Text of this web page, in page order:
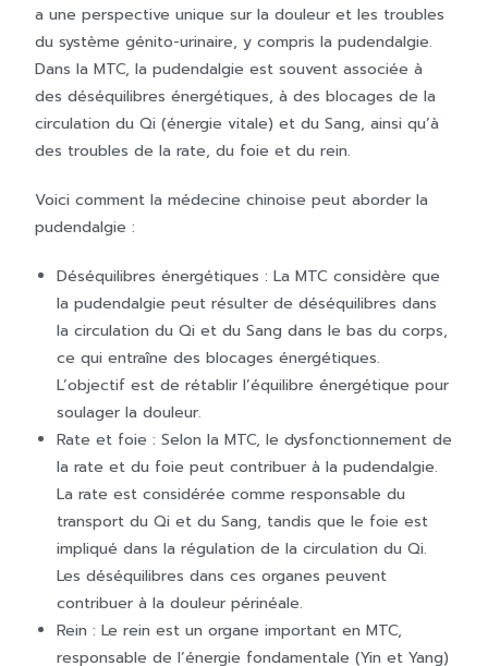
a une perspective unique sur la douleur et les troubles
du système génito-urinaire, y compris la pudendalgie.
Dans la MTC, la pudendalgie est souvent associée à
des déséquilibres énergétiques, à des blocages de la
circulation du Qi (énergie vitale) et du Sang, ainsi qu’à
des troubles de la rate, du foie et du rein.
Voici comment la médecine chinoise peut aborder la
pudendalgie :
Déséquilibres énergétiques : La MTC considère que
la pudendalgie peut résulter de déséquilibres dans
la circulation du Qi et du Sang dans le bas du corps,
ce qui entraîne des blocages énergétiques.
L’objectif est de rétablir l’équilibre énergétique pour
soulager la douleur.
Rate et foie : Selon la MTC, le dysfonctionnement de
la rate et du foie peut contribuer à la pudendalgie.
La rate est considérée comme responsable du
transport du Qi et du Sang, tandis que le foie est
impliqué dans la régulation de la circulation du Qi.
Les déséquilibres dans ces organes peuvent
contribuer à la douleur périnéale.
Rein : Le rein est un organe important en MTC,
responsable de l’énergie fondamentale (Yin et Yang)